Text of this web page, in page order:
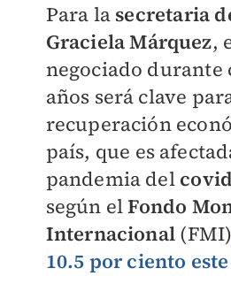
Para la secretaria
Graciela Márquez,
negociado durante
años será clave
recuperación
país, que es
pandemia del
según elFondo
Internacional (FMI)
10.5 por ciento